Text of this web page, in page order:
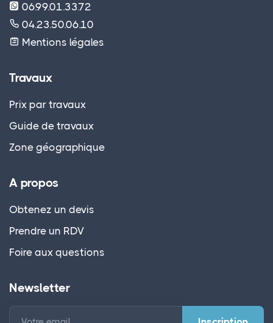
06.99.01.33.72
04.23.50.06.10
Mentions légales
Travaux
Prix par travaux
Guide de travaux
Zone géographique
A propos
Obtenez un devis
Prendre un RDV
Foire aux questions
Newsletter